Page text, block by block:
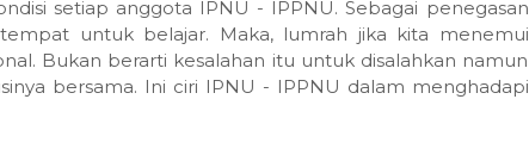
setiap anggota IPNU - IPPNU. Sebagai penegasan
untuk belajar. Maka, lumrah jika kita menemui
Bukan berarti kesalahan itu untuk disalahkan namun
bersama. Ini ciri IPNU - IPPNU dalam menghadapi